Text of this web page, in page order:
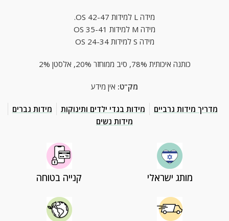
מידה L למידות OS 42-47.
מידה M למידות 35-41 OS
מידה S למידות 24-34 OS
כותנה איכותית 78%, סיב ממוחזר 20%, אלסטן 2%
מק"ט: אין מידע
מדריך מידות גרביים מידות בגדי ילדים ותינוקות
מידות גברים
מידות נשים
מותג ישראלי קנייה בטוחה